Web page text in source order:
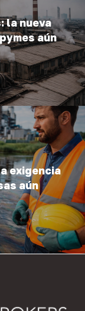
la nueva
aún
exigencia
aún